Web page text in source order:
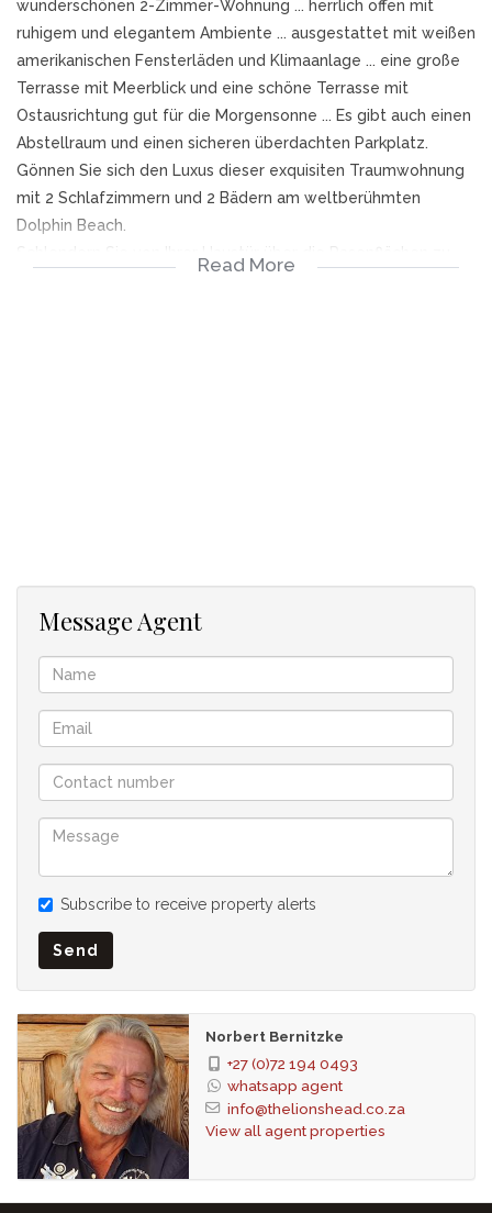
wunderschönen 2-Zimmer-Wohnung ... herrlich offen mit
ruhigem und elegantem Ambiente ... ausgestattet mit weißen
amerikanischen Fensterläden und Klimaanlage ... eine große
Terrasse mit Meerblick und eine schöne Terrasse mit
Ostausrichtung gut für die Morgensonne ... Es gibt auch einen
Abstellraum und einen sicheren überdachten Parkplatz.
Gönnen Sie sich den Luxus dieser exquisiten Traumwohnung
mit 2 Schlafzimmern und 2 Bädern am weltberühmten
Dolphin Beach.
V&A Waterfront fahren Sie mit dem Auto in nur 15
CCTV security cameras
Read More
Message Agent
Subscribe to receive property alerts
Send
Norbert Bernitzke
+27 (0)72 194 0493
whatsapp agent
info@thelionshead.co.za
View all agent properties